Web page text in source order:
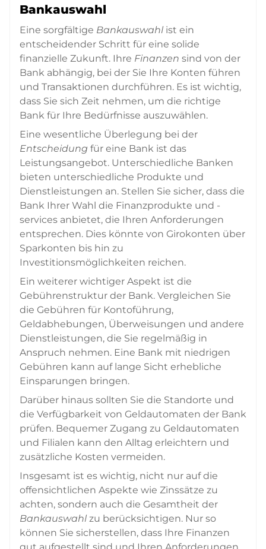
Bankauswahl
Eine sorgfältige Bankauswahl ist ein
entscheidender Schritt für eine solide
finanzielle Zukunft. Ihre Finanzen sind von der
Bank abhängig, bei der Sie Ihre Konten führen
und Transaktionen durchführen. Es ist wichtig,
dass Sie sich Zeit nehmen, um die richtige
Bank für Ihre Bedürfnisse auszuwählen.
Eine wesentliche Überlegung bei der
Entscheidung für eine Bank ist das
Leistungsangebot. Unterschiedliche Banken
bieten unterschiedliche Produkte und
Dienstleistungen an. Stellen Sie sicher, dass die
Bank Ihrer Wahl die Finanzprodukte und -
services anbietet, die Ihren Anforderungen
entsprechen. Dies könnte von Girokonten über
Sparkonten bis hin zu
Investitionsmöglichkeiten reichen.
Ein weiterer wichtiger Aspekt ist die
Gebührenstruktur der Bank. Vergleichen Sie
die Gebühren für Kontoführung,
Geldabhebungen, Überweisungen und andere
Dienstleistungen, die Sie regelmäßig in
Anspruch nehmen. Eine Bank mit niedrigen
Gebühren kann auf lange Sicht erhebliche
Einsparungen bringen.
Darüber hinaus sollten Sie die Standorte und
die Verfügbarkeit von Geldautomaten der Bank
prüfen. Bequemer Zugang zu Geldautomaten
und Filialen kann den Alltag erleichtern und
zusätzliche Kosten vermeiden.
Insgesamt ist es wichtig, nicht nur auf die
offensichtlichen Aspekte wie Zinssätze zu
achten, sondern auch die Gesamtheit der
Bankauswahl zu berücksichtigen. Nur so
können Sie sicherstellen, dass Ihre Finanzen